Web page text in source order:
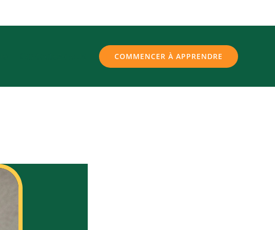
COMMENCER À APPRENDRE